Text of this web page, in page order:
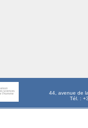
44, avenue de
Tél. :